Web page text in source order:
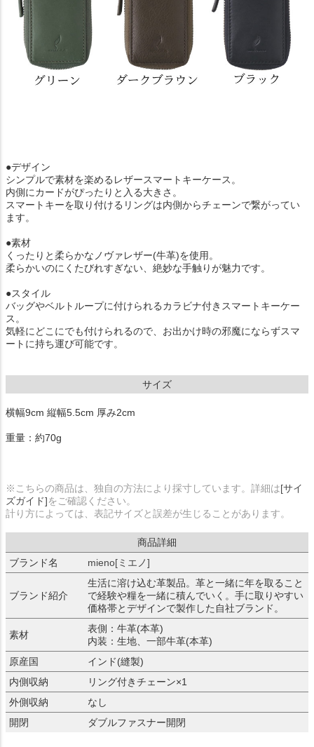
●デザイン
シンプルで素材を楽めるレザースマートキーケース。
内側にカードがぴったりと入る大きさ。
スマートキーを取り付けるリングは内側からチェーンで繋がってい
ます。
●素材
くったりと柔らかなノヴァレザー(牛革)を使用。
柔らかいのにくたびれすぎない、絶妙な手触りが魅力です。
●スタイル
バッグやベルトループに付けられるカラビナ付きスマートキーケー
ス。
気軽にどこにでも付けられるので、お出かけ時の邪魔にならずスマ
ートに持ち運び可能です。
サイズ
横幅9cm 縦幅5.5cm 厚み2cm
重量：約70g
※こちらの商品は、独自の方法により採寸しています。詳細は[サイ
ズガイド]をご確認ください。
計り方によっては、表記サイズと誤差が生じることがあります。
商品詳細
ブランド名
mieno[ミエノ]
ブランド紹介
生活に溶け込む革製品。革と一緒に年を取ること
で経験や糧を一緒に積んでいく。手に取りやすい
価格帯とデザインで製作した自社ブランド。
素材
表側：牛革(本革)
内装：生地、一部牛革(本革)
原産国
インド(縫製)
内側収納
リング付きチェーン×1
外側収納
なし
開閉
ダブルファスナー開閉